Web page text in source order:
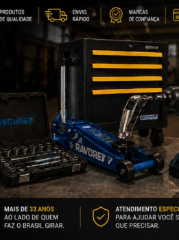
Ferramentas
Automotivas Especiais